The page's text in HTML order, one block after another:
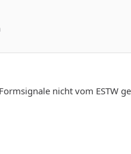
nicht vom ESTW